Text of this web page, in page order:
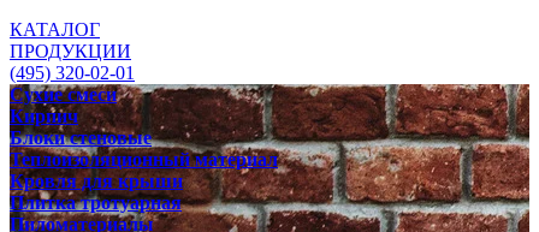
КАТАЛОГ
ПРОДУКЦИИ
(495) 320-02-01
Сухие смеси
Кирпич
Блоки стеновые
Теплоизоляционный материал
Кровля для крыши
Плитка тротуарная
Пиломатериалы